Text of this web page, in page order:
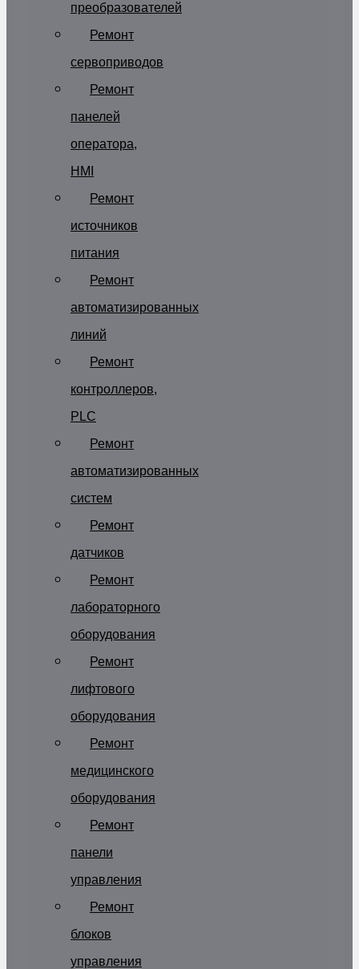
преобразователей
Ремонт
сервоприводов
Ремонт
панелей
оператора,
HMI
Ремонт
источников
питания
Ремонт
автоматизированных
линий
Ремонт
контроллеров,
PLC
Ремонт
автоматизированных
систем
Ремонт
датчиков
Ремонт
лабораторного
оборудования
Ремонт
лифтового
оборудования
Ремонт
медицинского
оборудования
Ремонт
панели
управления
Ремонт
блоков
управления